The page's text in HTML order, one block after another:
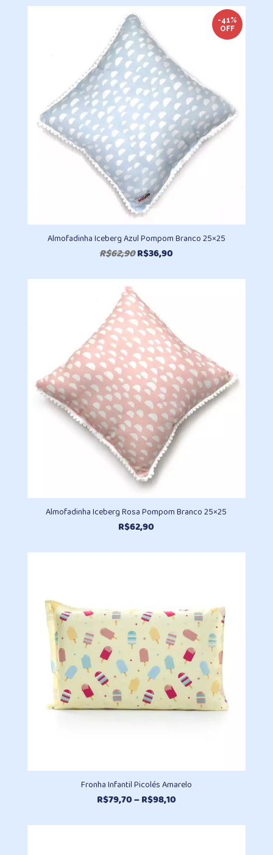
preço:
R$336,80
através
-41%
OFF
Almofadinha Iceberg Azul Pompom Branco 25×25
R$62,90O
original
era:
R$62,90.
R$36,90
atual
Almofadinha Iceberg Rosa Pompom Branco 25×25
R$62,90
Fronha Infantil Picolés Amarelo
R$79,70–R$98,10Faixa
preço: